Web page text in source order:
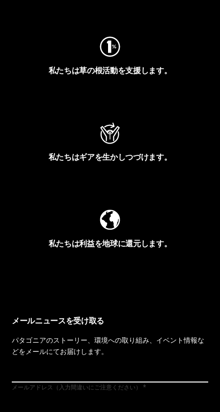
私たちは草の根活動を支援します。
私たちはギアを生かしつづけます。
私たちは利益を地球に還元します。
メールニュースを受け取る
パタゴニアのストーリー、環境への取り組み、イベント情報な
どをメールにてお届けします。
メールアドレス（入力間違いにご注意ください）